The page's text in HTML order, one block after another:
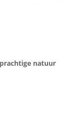
natuur